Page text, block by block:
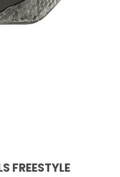
FREESTYLE